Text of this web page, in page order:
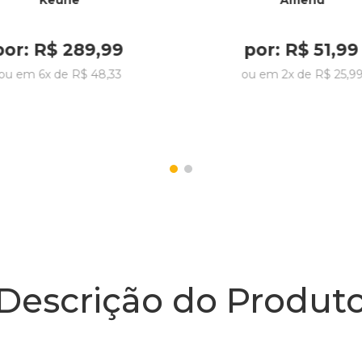
R$ 289,99
em 6x de R$ 48,33
por: R$ 51,99
ou em2x de R$ 25,
do